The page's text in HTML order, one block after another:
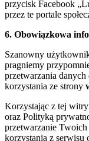
przycisk Facebook
przez te portale
6. Obowiązkowa
Szanowny
pragniemy
przetwarzania danych
korzystania ze strony
Korzystając z tej
oraz Polityką
przetwarzanie
korzystania z serwisu